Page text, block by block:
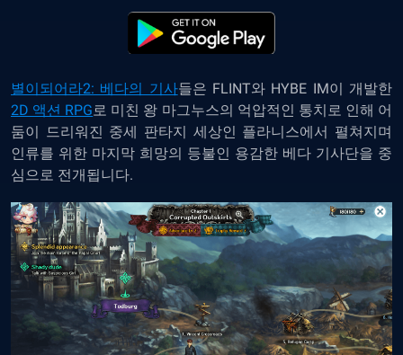
별이되어라2: 베다의 기사들은 FLINT와 HYBE IM이 개발한
2D 액션 RPG로 미친 왕 마그누스의 억압적인 통치로 인해 어
둠이 드리워진 중세 판타지 세상인 플라니스에서 펼쳐지며
인류를 위한 마지막 희망의 등불인 용감한 베다 기사단을 중
심으로 전개됩니다.